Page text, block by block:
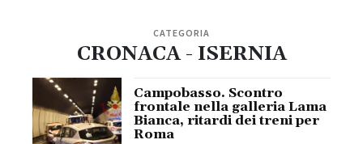
CATEGORIA
CRONACA - ISERNIA
Campobasso. Scontro
frontale nella galleria Lama
Bianca, ritardi dei treni per
Roma